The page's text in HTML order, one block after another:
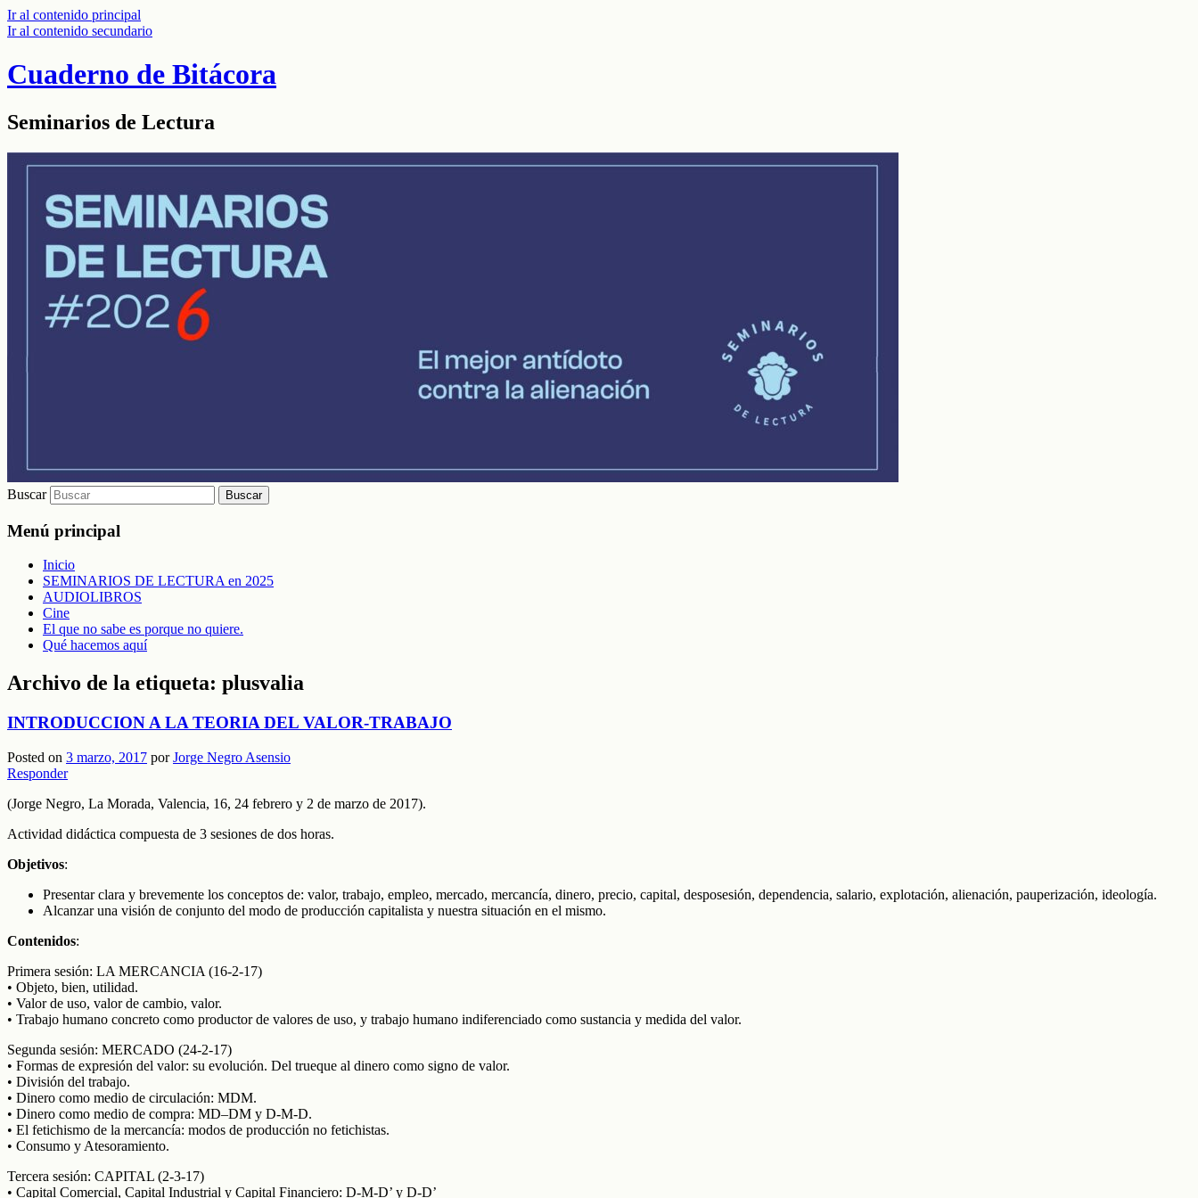
Ir al contenido principal
Ir al contenido secundario
Cuaderno de Bitácora
Seminarios de Lectura
Buscar
Menú principal
Inicio
SEMINARIOS DE LECTURA en 2025
AUDIOLIBROS
Cine
El que no sabe es porque no quiere.
Qué hacemos aquí
Archivo de la etiqueta: plusvalia
INTRODUCCION A LA TEORIA DEL VALOR-TRABAJO
Posted on 3 marzo, 2017 porJorge Negro Asensio
Responder
(Jorge Negro, La Morada, Valencia, 16, 24 febrero y 2 de marzo de 2017).
Actividad didáctica compuesta de 3 sesiones de dos horas.
Objetivos:
Presentar clara y brevemente los conceptos de: valor, trabajo, empleo, mercado, mercancía, dinero, precio, capital, desposesión, dependencia, salario, explotación, alienación, pauperización, ideología.
Alcanzar una visión de conjunto del modo de producción capitalista y nuestra situación en el mismo.
Contenidos:
Primera sesión: LA MERCANCIA (16-2-17)
• Objeto, bien, utilidad.
• Valor de uso, valor de cambio, valor.
• Trabajo humano concreto como productor de valores de uso, y trabajo humano indiferenciado como sustancia y medida del valor.
Segunda sesión: MERCADO (24-2-17)
• Formas de expresión del valor: su evolución. Del trueque al dinero como signo de valor.
• División del trabajo.
• Dinero como medio de circulación: MDM.
• Dinero como medio de compra: MD–DM y D-M-D.
• El fetichismo de la mercancía: modos de producción no fetichistas.
• Consumo y Atesoramiento.
Tercera sesión: CAPITAL (2-3-17)
• Capital Comercial, Capital Industrial y Capital Financiero: D-M-D’ y D-D’